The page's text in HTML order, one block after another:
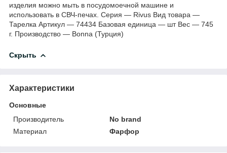
изделия можно мыть в посудомоечной машине и
использовать в СВЧ-печах. Серия — Rivus Вид товара —
Тарелка Артикул — 74434 Базовая единица — шт Вес — 745
г. Производство — Bonna (Турция)
Скрыть
Характеристики
Основные
Производитель
No brand
Материал
Фарфор